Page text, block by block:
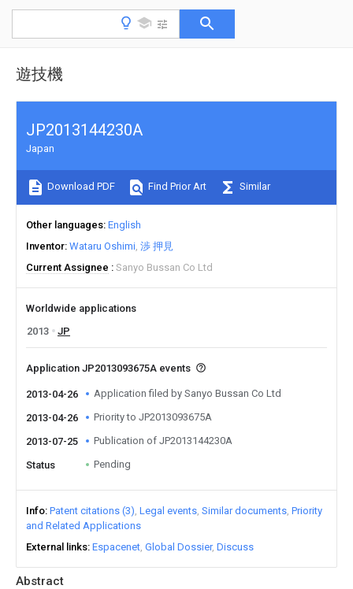
遊技機
Abstract
JP2013144230A
Japan
Download PDF Find Prior Art Similar
Other languages English
Inventor Wataru Oshimi 渉 押見
Current Assignee
Sanyo Bussan Co Ltd
Worldwide applications
2013
JP
Application JP2013093675A events
2013-04-26 Application filed by Sanyo Bussan Co Ltd
2013-04-26 Priority to JP2013093675A
2013-07-25 Publication of JP2013144230A
Status Pending
Info Patent citations (3) Legal events Similar documents Priority
and Related Applications
External links Espacenet Global Dossier Discuss